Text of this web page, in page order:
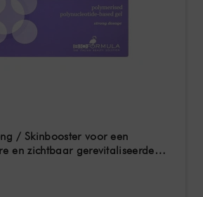
/ Skinbooster voor een
en zichtbaar gerevitaliseerde